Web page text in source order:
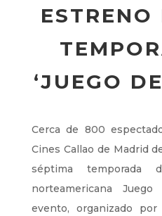
‘JUEGO
Cerca de 800
Cines Callao de Madrid
séptima
norteamericana
evento, organizado